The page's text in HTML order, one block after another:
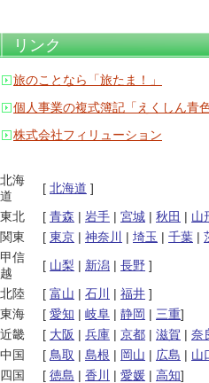
リンク
旅のことなら「旅たま！」
個人事業の複式簿記「えくしん青色
株式会社フィリューション
北海
道
[ 北海道 ]
東北
[ 青森 | 岩手 | 宮城 | 秋田 | 山
関東
[ 東京 | 神奈川 | 埼玉 | 千葉 |
甲信
越
[ 山梨 | 新潟 | 長野 ]
北陸
[ 富山 | 石川 | 福井 ]
東海
[ 愛知 | 岐阜 | 静岡 | 三重]
近畿
[ 大阪 | 兵庫 | 京都 | 滋賀 | 奈
中国
[ 鳥取 | 島根 | 岡山 | 広島 | 山
四国
[ 徳島 | 香川 | 愛媛 | 高知]